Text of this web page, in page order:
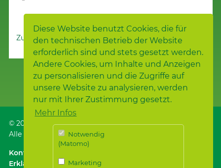
Diese Website benutzt Cookies, die für
den technischen Betrieb der Website
erforderlich sind und stets gesetzt werden.
Andere Cookies, um Inhalte und Anzeigen
zu personalisieren und die Zugriffe auf
unsere Website zu analysieren, werden
nur mit Ihrer Zustimmung gesetzt.
Mehr Infos
Notwendig
(Matomo)
Marketing
Zur Nachrichtenübersicht
© 2026 Samariterstiftung, Nürtingen
Alle Rechte vorbehalten.
Kontakt
Erklärung zur